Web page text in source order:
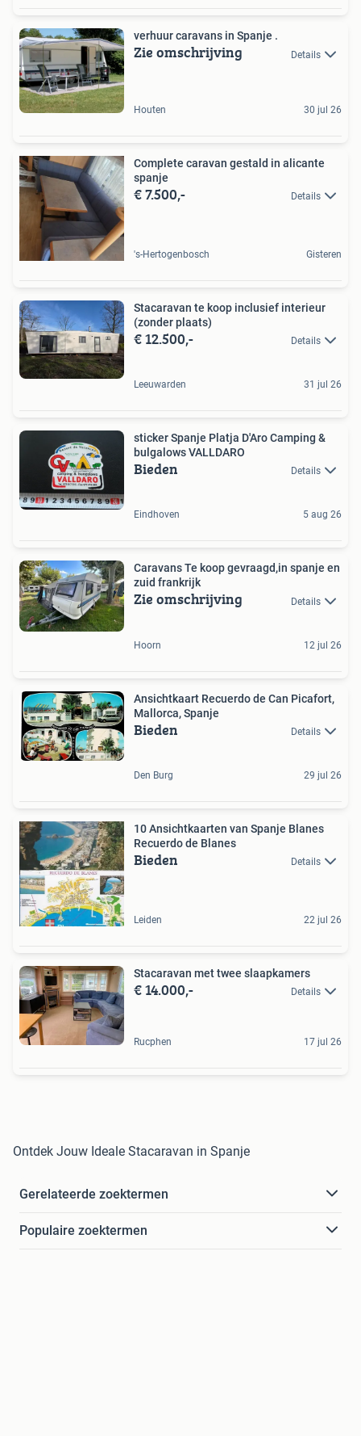
verhuur caravans in Spanje .
Zie omschrijving Details
Houten 30 jul 26
Complete caravan gestald in alicante
spanje
€ 7.500,- Details
's-Hertogenbosch Gisteren
Stacaravan te koop inclusief interieur
(zonder plaats)
€ 12.500,- Details
Leeuwarden 31 jul 26
sticker Spanje Platja D'Aro Camping &
bulgalows VALLDARO
Bieden Details
Eindhoven 5 aug 26
Caravans Te koop gevraagd,in spanje en
zuid frankrijk
Zie omschrijving Details
Hoorn 12 jul 26
Ansichtkaart Recuerdo de Can Picafort,
Mallorca, Spanje
Bieden Details
Den Burg 29 jul 26
10 Ansichtkaarten van Spanje Blanes
Recuerdo de Blanes
Bieden Details
Leiden 22 jul 26
Stacaravan met twee slaapkamers
€ 14.000,- Details
Rucphen 17 jul 26
Ontdek Jouw Ideale Stacaravan in Spanje
Gerelateerde zoektermen
Populaire zoektermen